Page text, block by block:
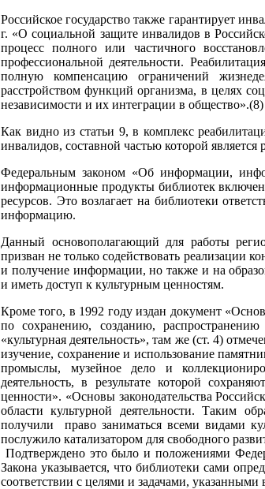
Российское государство также гарантирует
г. «О социальной защите инвалидов в
процесс полного или частичного
профессиональной деятельности.
полную компенсацию ограничений
расстройством функций организма, в целях
независимости и их интеграции в общество».(8)
Как видно из статьи 9, в комплекс
инвалидов, составной частью которой
Федеральным законом «Об информации,
информационные продукты библиотек
ресурсов. Это возлагает на библиотеки
информацию.
Данный основополагающий для работы
призван не только содействовать реализации
и получение информации, но также и на
и иметь доступ к культурным ценностям.
Кроме того, в 1992 году издан документ
по сохранению, созданию,
«культурная деятельность», там же (ст. 4)
изучение, сохранение и использование
промыслы, музейное дело и
деятельность, в результате которой
ценности». «Основы законодательства
области культурной деятельности. Таким
получили право заниматься всеми видами
послужило катализатором для свободного
Подтверждено это было и положениями
Закона указывается, что библиотеки сами
соответствии с целями и задачами, указанными